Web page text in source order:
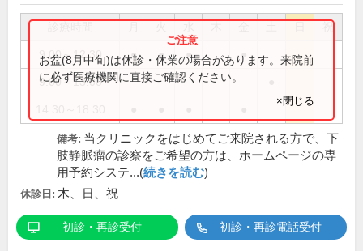
祝
9:00～12:30 ● ● ● ●
9:00～13:00
お盆(8月中旬)は休診・休業の場合があります。来院前
に必ず医療機関に直接ご確認ください。
×閉じる
備考: 当クリニックをはじめてご来院される方で、下
肢静脈瘤の診察をご希望の方は、ホームページの専
用予約システ...(続きを読む)
休診日: 木、日、祝
初診・再診受付 初診・再診電話受付